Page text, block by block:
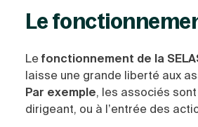
Le
Lefonctionnement de la
laisse une grande liberté aux
Par exemple, les associés
dirigeant, ou à l’entrée des